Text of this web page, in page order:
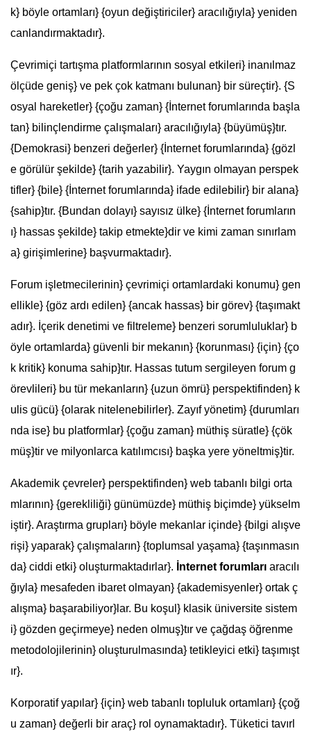
k} böyle ortamları} {oyun değiştiriciler} aracılığıyla} yeniden
canlandırmaktadır}.
Çevrimiçi tartışma platformlarının sosyal etkileri} inanılmaz
ölçüde geniş} ve pek çok katmanı bulunan} bir süreçtir}. {S
osyal hareketler} {çoğu zaman} {İnternet forumlarında başla
tan} bilinçlendirme çalışmaları} aracılığıyla} {büyümüş}tır.
{Demokrasi} benzeri değerler} {İnternet forumlarında} {gözl
e görülür şekilde} {tarih yazabilir}. Yaygın olmayan perspek
tifler} {bile} {İnternet forumlarında} ifade edilebilir} bir alana}
{sahip}tır. {Bundan dolayı} sayısız ülke} {İnternet forumların
ı} hassas şekilde} takip etmekte}dir ve kimi zaman sınırlam
a} girişimlerine} başvurmaktadır}.
Forum işletmecilerinin} çevrimiçi ortamlardaki konumu} gen
ellikle} {göz ardı edilen} {ancak hassas} bir görev} {taşımakt
adır}. İçerik denetimi ve filtreleme} benzeri sorumluluklar} b
öyle ortamlarda} güvenli bir mekanın} {korunması} {için} {ço
k kritik} konuma sahip}tır. Hassas tutum sergileyen forum g
örevlileri} bu tür mekanların} {uzun ömrü} perspektifinden} k
ulis gücü} {olarak nitelenebilirler}. Zayıf yönetim} {durumları
nda ise} bu platformlar} {çoğu zaman} müthiş süratle} {çök
müş}tir ve milyonlarca katılımcısı} başka yere yöneltmiş}tir.
Akademik çevreler} perspektifinden} web tabanlı bilgi orta
mlarının} {gerekliliği} günümüzde} müthiş biçimde} yükselm
iştir}. Araştırma grupları} böyle mekanlar içinde} {bilgi alışve
rişi} yaparak} çalışmaların} {toplumsal yaşama} {taşınmasın
da} ciddi etki} oluşturmaktadırlar}. İnternet forumları aracılı
ğıyla} mesafeden ibaret olmayan} {akademisyenler} ortak ç
alışma} başarabiliyor}lar. Bu koşul} klasik üniversite sistem
i} gözden geçirmeye} neden olmuş}tır ve çağdaş öğrenme
metodolojilerinin} oluşturulmasında} tetikleyici etki} taşımışt
ır}.
Korporatif yapılar} {için} web tabanlı topluluk ortamları} {çoğ
u zaman} değerli bir araç} rol oynamaktadır}. Tüketici tavırl